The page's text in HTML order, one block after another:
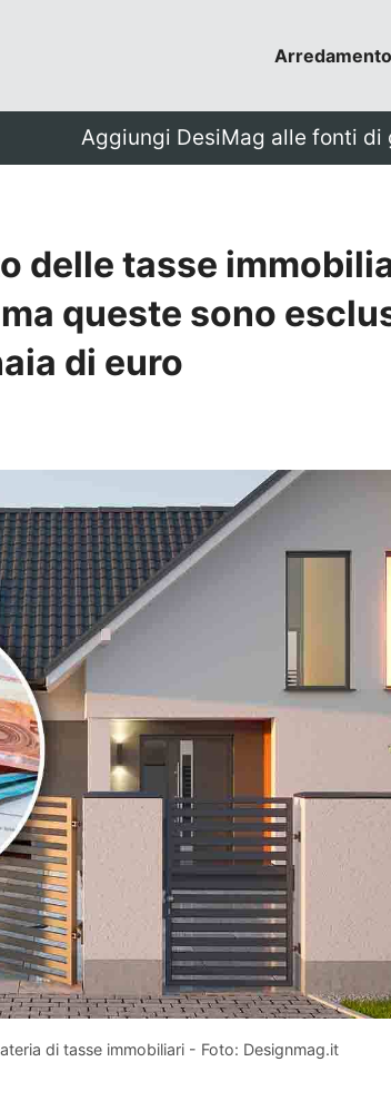
Arredamento
Aggiungi DesiMag alle fonti di
delle tasse
queste sono
di euro
di tasse immobiliari - Foto: Designmag.it